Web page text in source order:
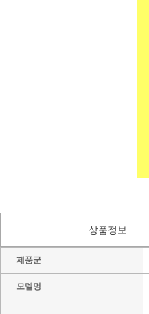
상품정보
제품군
모델명